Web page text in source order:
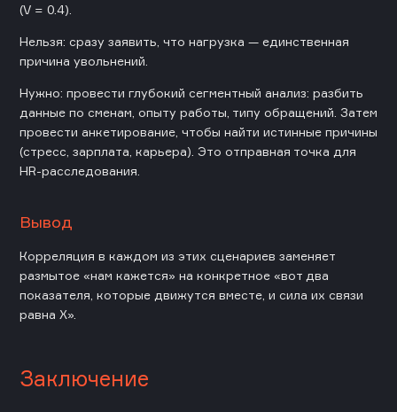
(V = 0.4).
Нельзя: сразу заявить, что нагрузка — единственная
причина увольнений.
Нужно: провести глубокий сегментный анализ: разбить
данные по сменам, опыту работы, типу обращений. Затем
провести анкетирование, чтобы найти истинные причины
(стресс, зарплата, карьера). Это отправная точка для
HR-расследования.
Вывод
Корреляция в каждом из этих сценариев заменяет
размытое «нам кажется» на конкретное «вот два
показателя, которые движутся вместе, и сила их связи
равна X».
Заключение